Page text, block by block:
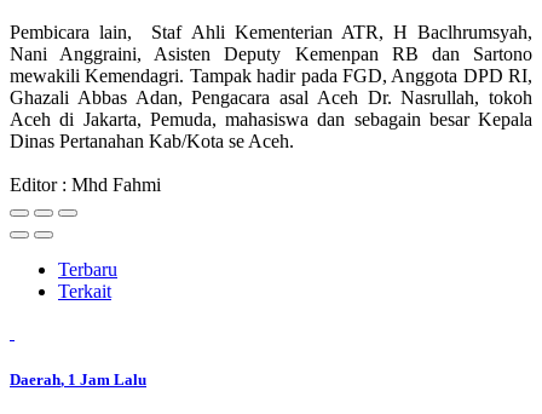
Pembicara lain, Staf Ahli Kementerian ATR, H Baclhrumsyah,
Nani Anggraini, Asisten Deputy Kemenpan RB dan Sartono
mewakili Kemendagri. Tampak hadir pada FGD, Anggota DPD RI,
Ghazali Abbas Adan, Pengacara asal Aceh Dr. Nasrullah, tokoh
Aceh di Jakarta, Pemuda, mahasiswa dan sebagain besar Kepala
Dinas Pertanahan Kab/Kota se Aceh.
Editor : Mhd Fahmi
Terbaru
Terkait
Daerah, 1 Jam Lalu